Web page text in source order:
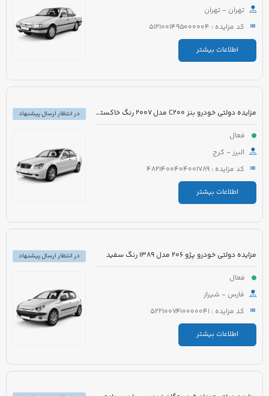
تهران - تهران
کد مزایده : 5121001495000004
اطلاعات بیشتر
مزایده دولتی خودرو بنز C200 مدل 2007 رنگ خاکستری
فعال
البرز - کرج
کد مزایده : 4821400404001789
اطلاعات بیشتر
در انتظار ارسال پیشنهاد
مزایده دولتی خودرو پژو 206 مدل 1389 رنگ سفید
فعال
فارس - شیراز
کد مزایده : 5221007410000041
اطلاعات بیشتر
در انتظار ارسال پیشنهاد